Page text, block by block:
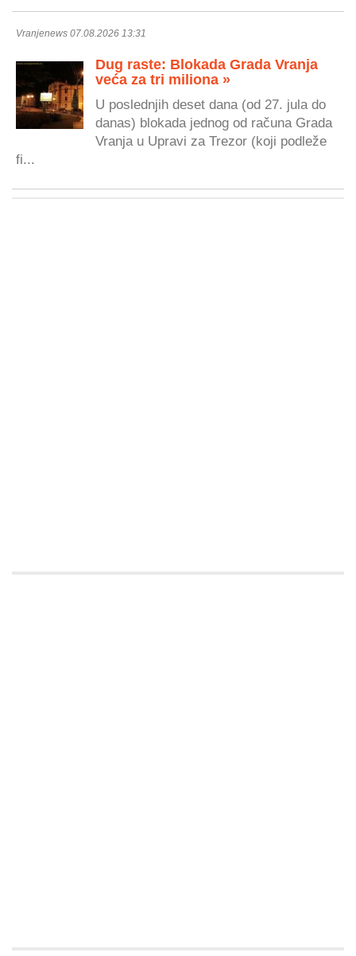
Vranjenews 07.08.2026 13:31
Dug raste: Blokada Grada Vranja
veća za tri miliona »
U poslednjih deset dana (od 27. jula do
danas) blokada jednog od računa Grada
Vranja u Upravi za Trezor (koji podleže
fi...